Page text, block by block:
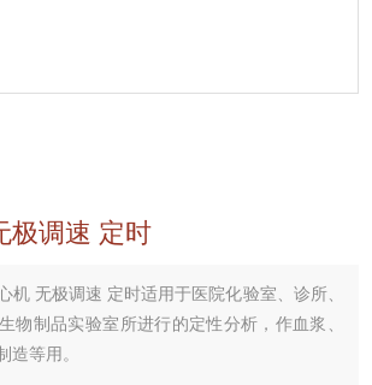
极调速 定时
机 无极调速 定时适用于医院化验室、诊所、
物制品实验室所进行的定性分析，作血浆、
造等用。